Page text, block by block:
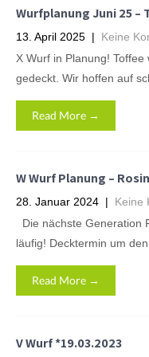
Wurfplanung Juni 25 –
13. April 2025 | Keine
X Wurf in Planung!
gedeckt. Wir hoffen auf
Read More →
W Wurf Planung –
28. Januar 2024 | Keine
Die nächste Generation
läufig! Decktermin um
Read More →
V Wurf *19.03.2023